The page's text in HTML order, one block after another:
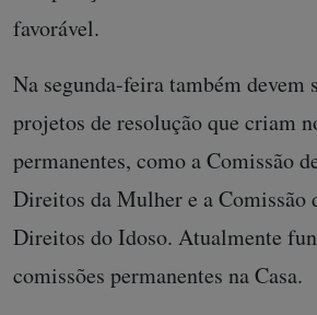
favorável.
Na segunda-feira também devem
projetos de resolução que criam
permanentes, como a Comissão
Direitos da Mulher e a Comissão
Direitos do Idoso. Atualmente
comissões permanentes na Casa.